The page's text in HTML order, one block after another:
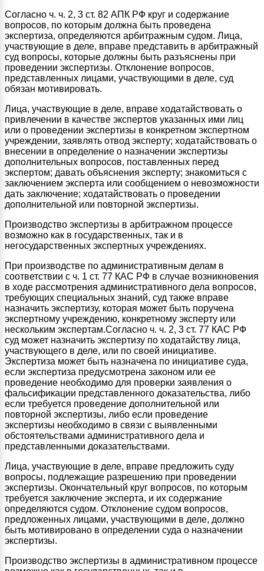
Согласно ч. ч. 2, 3 ст. 82 АПК РФ круг и содержание
вопросов, по которым должна быть проведена
экспертиза, определяются арбитражным судом. Лица,
участвующие в деле, вправе представить в арбитражный
суд вопросы, которые должны быть разъяснены при
проведении экспертизы. Отклонение вопросов,
представленных лицами, участвующими в деле, суд
обязан мотивировать.
Лица, участвующие в деле, вправе ходатайствовать о
привлечении в качестве экспертов указанных ими лиц
или о проведении экспертизы в конкретном экспертном
учреждении, заявлять отвод эксперту; ходатайствовать о
внесении в определение о назначении экспертизы
дополнительных вопросов, поставленных перед
экспертом; давать объяснения эксперту; знакомиться с
заключением эксперта или сообщением о невозможности
дать заключение; ходатайствовать о проведении
дополнительной или повторной экспертизы.
Производство экспертизы в арбитражном процессе
возможно как в государственных, так и в
негосударственных экспертных учреждениях.
При производстве по административным делам в
соответствии с ч. 1 ст. 77 КАС РФ в случае возникновения
в ходе рассмотрения административного дела вопросов,
требующих специальных знаний, суд также вправе
назначить экспертизу, которая может быть поручена
экспертному учреждению, конкретному эксперту или
нескольким экспертам.Согласно ч. ч. 2, 3 ст. 77 КАС РФ
суд может назначить экспертизу по ходатайству лица,
участвующего в деле, или по своей инициативе.
Экспертиза может быть назначена по инициативе суда,
если экспертиза предусмотрена законом или ее
проведение необходимо для проверки заявления о
фальсификации представленного доказательства, либо
если требуется проведение дополнительной или
повторной экспертизы, либо если проведение
экспертизы необходимо в связи с выявленными
обстоятельствами административного дела и
представленными доказательствами.
Лица, участвующие в деле, вправе предложить суду
вопросы, подлежащие разрешению при проведении
экспертизы. Окончательный круг вопросов, по которым
требуется заключение эксперта, и их содержание
определяются судом. Отклонение судом вопросов,
предложенных лицами, участвующими в деле, должно
быть мотивировано в определении суда о назначении
экспертизы.
Производство экспертизы в административном процессе